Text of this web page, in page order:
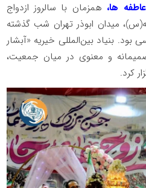
ها، همزمان با سالروز ازدواج
میدان ابوذر تهران شب گذشته
بنیاد بین‌المللی خیریه «آبشار
و معنوی در میان جمعیت،
کرد.